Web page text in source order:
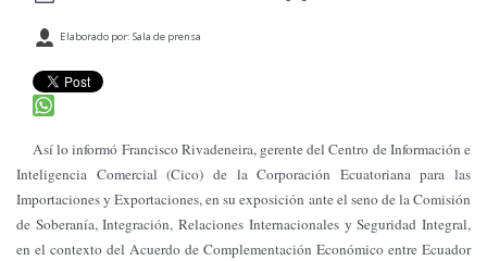
PRENSA
PARTICIPACIÓN
RELACIONES INTERNACIONALES
AGENDA
Elaborado por: Sala de prensa
Así lo informó Francisco Rivadeneira, gerente del Centro de Información e
Inteligencia Comercial (Cico) de la Corporación Ecuatoriana para las
Importaciones y Exportaciones, en su exposición ante el seno de la Comisión
de Soberanía, Integración, Relaciones Internacionales y Seguridad Integral,
en el contexto del Acuerdo de Complementación Económico entre Ecuador